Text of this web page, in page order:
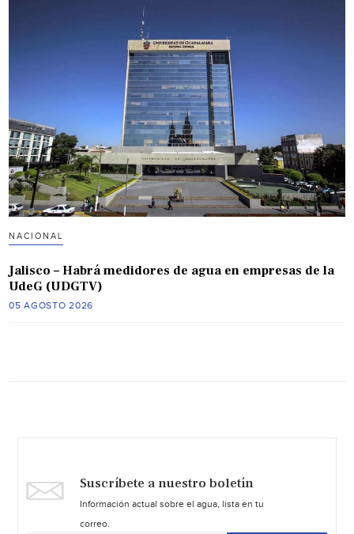
NACIONAL
Jalisco – Habrá medidores de agua en empresas de la
UdeG (UDGTV)
05 AGOSTO 2026
Suscríbete a nuestro boletín
Información actual sobre el agua, lista en tu
correo.